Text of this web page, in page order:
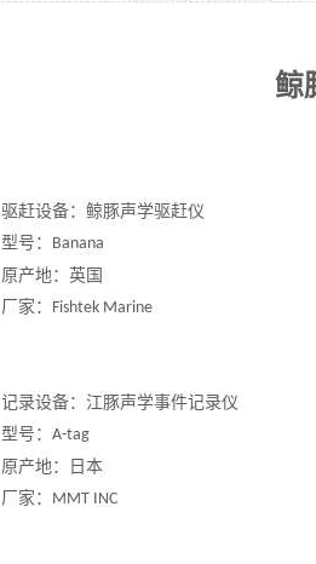
鲸
——
驱赶设备：鲸豚声学驱赶仪
型号： Banana
原产地：英国
厂家： Fishtek Marine
记录设备： 江豚声学事件记录仪
型号： A-tag
原产地：日本
厂家： MMT INC